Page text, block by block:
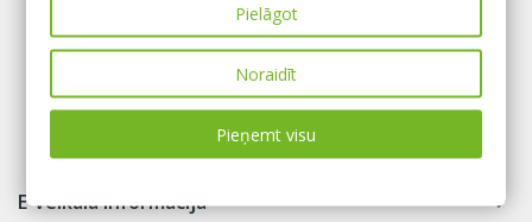
E-veikala informācija 
Pielāgot
Noraidīt
Pieņemt visu